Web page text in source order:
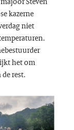
kazerne
niet
het om
rest.